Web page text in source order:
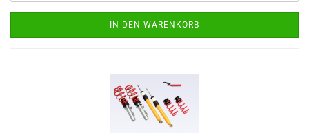
IN DEN WARENKORB